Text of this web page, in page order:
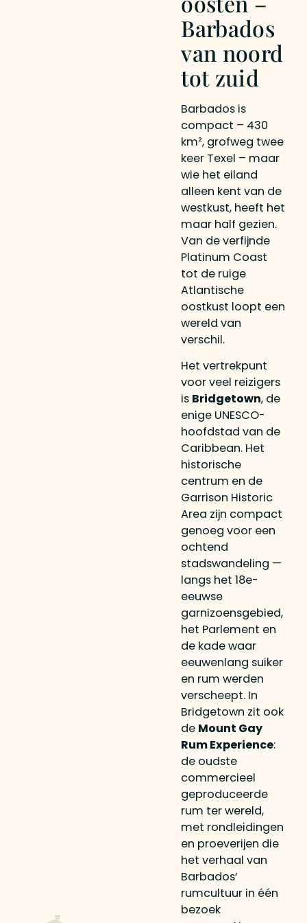
Barbados
van noord
tot zuid
Barbados is
compact – 430
km², grofweg twee
keer Texel – maar
wie het eiland
alleen kent van de
westkust, heeft het
maar half gezien.
Van de verfijnde
Platinum Coast
tot de ruige
Atlantische
oostkust loopt een
wereld van
verschil.
Het vertrekpunt
voor veel reizigers
is Bridgetown, de
enige UNESCO-
hoofdstad van de
Caribbean. Het
historische
centrum en de
Garrison Historic
Area zijn compact
genoeg voor een
ochtend
stadswandeling —
langs het 18e-
eeuwse
garnizoensgebied,
het Parlement en
de kade waar
eeuwenlang suiker
en rum werden
verscheept. In
Bridgetown zit ook
de Mount Gay
Rum Experience:
de oudste
commercieel
geproduceerde
rum ter wereld,
met rondleidingen
en proeverijen die
het verhaal van
Barbados’
rumcultuur in één
bezoek